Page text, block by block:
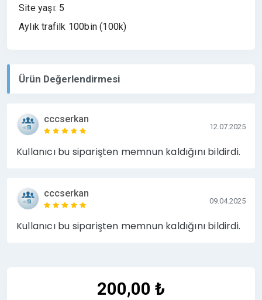
Site yaşı: 5
Aylık trafilk 100bin (100k)
Ürün Değerlendirmesi
cccserkan
12.07.2025
Kullanıcı bu siparişten memnun kaldığını bildirdi.
cccserkan
09.04.2025
Kullanıcı bu siparişten memnun kaldığını bildirdi.
200,00 ₺